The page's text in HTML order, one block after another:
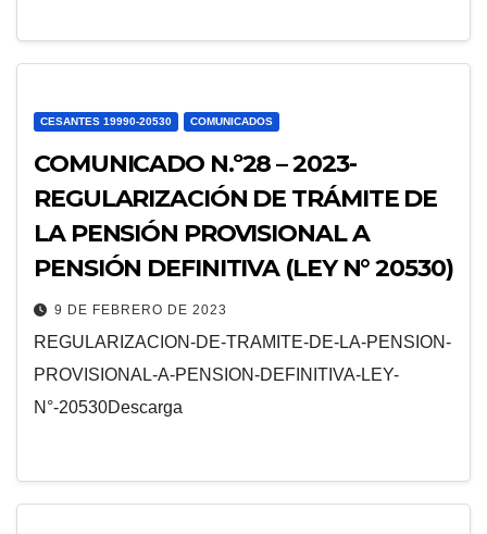
CESANTES 19990-20530 COMUNICADOS
COMUNICADO N.º28 – 2023-
REGULARIZACIÓN DE TRÁMITE DE
LA PENSIÓN PROVISIONAL A
PENSIÓN DEFINITIVA (LEY N° 20530)
9 DE FEBRERO DE 2023
REGULARIZACION-DE-TRAMITE-DE-LA-PENSION-
PROVISIONAL-A-PENSION-DEFINITIVA-LEY-
N°-20530Descarga